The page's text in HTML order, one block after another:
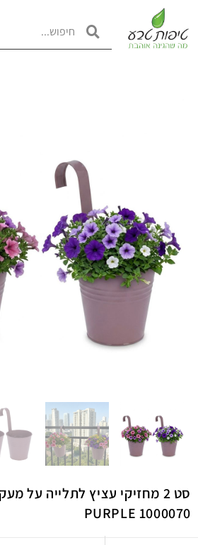
סט 2 מחזיקי עציץ לתלייה על
1000070 PURPLE